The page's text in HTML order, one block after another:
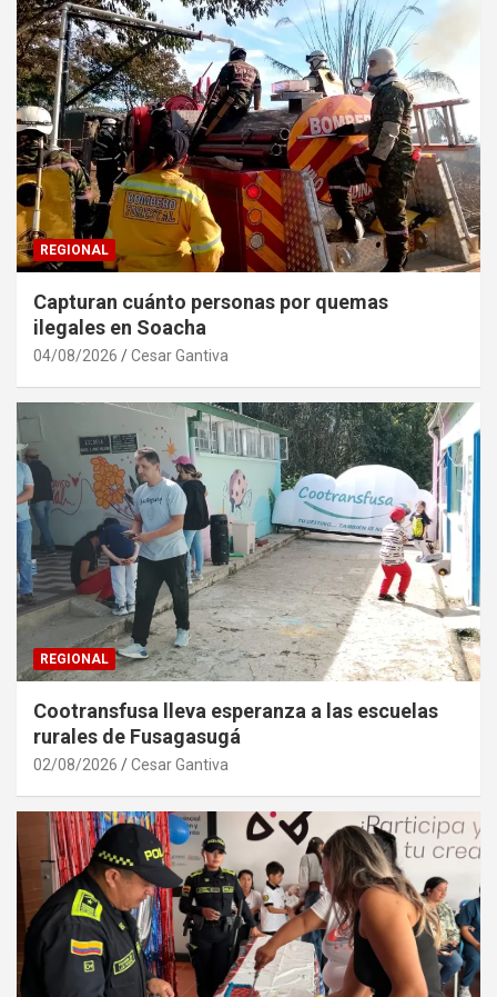
REGIONAL
Capturan cuánto personas por quemas
ilegales en Soacha
04/08/2026 Cesar Gantiva
REGIONAL
Cootransfusa lleva esperanza a las escuelas
rurales de Fusagasugá
02/08/2026 Cesar Gantiva